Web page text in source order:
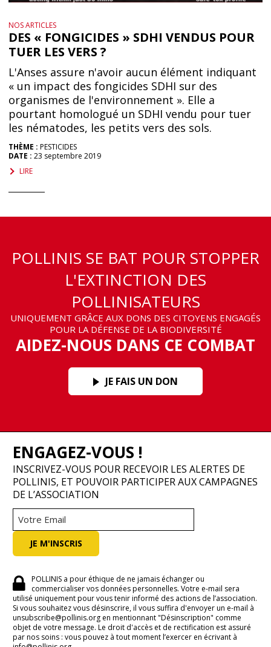
NOS ARTICLES
DES « FONGICIDES » SDHI VENDUS POUR
TUER LES VERS ?
L'Anses assure n'avoir aucun élément indiquant
« un impact des fongicides SDHI sur des
organismes de l'environnement ». Elle a
pourtant homologué un SDHI vendu pour tuer
les nématodes, les petits vers des sols.
THÈME : PESTICIDES
DATE : 23 septembre 2019
LIRE
POLLINIS SE BAT POUR STOPPER
L'EXTINCTION DES
POLLINISATEURS
UNIQUEMENT GRÂCE AUX DONS DES CITOYENS ENGAGÉS
POUR LA DÉFENSE DE LA BIODIVERSITÉ
AIDEZ-NOUS DANS CE COMBAT
JE FAIS UN DON
ENGAGEZ-VOUS !
INSCRIVEZ-VOUS POUR RECEVOIR LES ALERTES DE
POLLINIS, ET POUVOIR PARTICIPER AUX CAMPAGNES
DE L’ASSOCIATION
POLLINIS a pour éthique de ne jamais échanger ou
commercialiser vos données personnelles. Votre e-mail sera
utilisé uniquement pour vous tenir informé des actions de l’association.
Si vous souhaitez vous désinscrire, il vous suffira d'envoyer un e-mail à
unsubscribe@pollinis.org en mentionnant "Désinscription" comme
objet de votre message. Le droit d'accès et de rectification est assuré
par nos soins : vous pouvez à tout moment l’exercer en écrivant à